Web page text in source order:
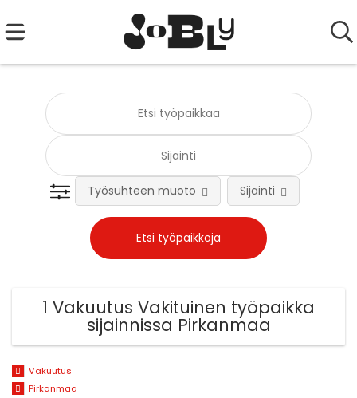
Työsuhteen muoto Sijainti
1 Vakuutus Vakituinen työpaikka
sijainnissa Pirkanmaa
Vakuutus
Pirkanmaa